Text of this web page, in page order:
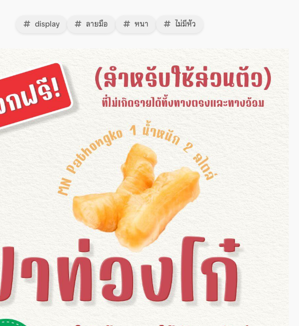
display ลายมือ หนา ไม่มีหัว